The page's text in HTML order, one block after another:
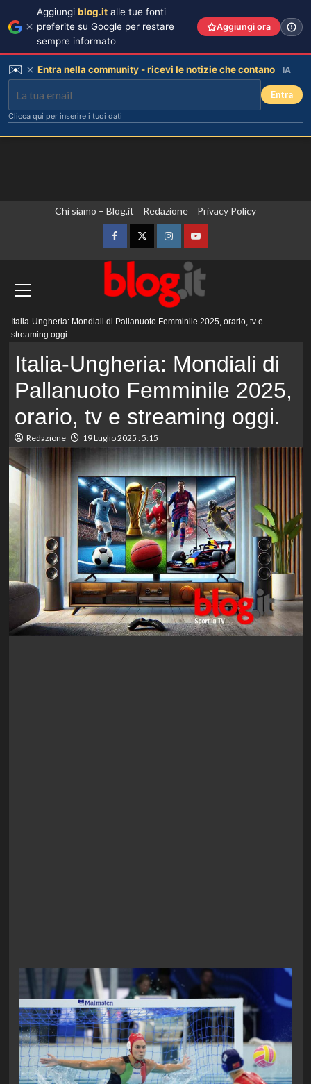
Chi siamo – Blog.it Redazione Privacy Policy
FacebookTwitterInstagramYouTube
principale
Italia-Ungheria: Mondiali di Pallanuoto Femminile 2025, orario, tv e
streaming oggi.
Italia-Ungheria: Mondiali di
Pallanuoto Femminile 2025,
orario, tv e streaming oggi.
Redazione 19 Luglio 2025 : 5:15
Aggiungi blog.it alle tue fonti
preferite su Google per restare
sempre informato
Aggiungi ora
✉️ Entra nella community - ricevi le notizie che contano IA
Entra
Clicca qui per inserire i tuoi dati